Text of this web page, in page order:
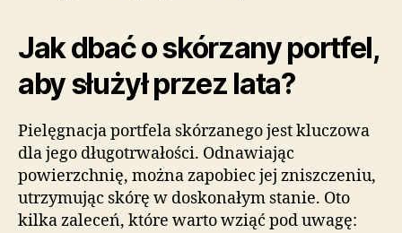
Jak dbać o skórzany portfel,
aby służył przez lata?
Pielęgnacja portfela skórzanego jest kluczowa
dla jego długotrwałości. Odnawiając
powierzchnię, można zapobiec jej zniszczeniu,
utrzymując skórę w doskonałym stanie. Oto
kilka zaleceń, które warto wziąć pod uwagę: